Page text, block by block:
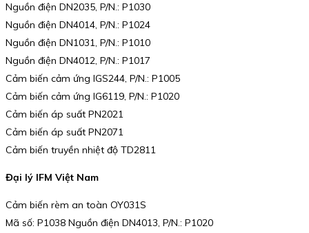
Nguồn điện DN2035, P/N.: P1030
Nguồn điện DN4014, P/N.: P1024
Nguồn điện DN1031, P/N.: P1010
Nguồn điện DN4012, P/N.: P1017
Cảm biến cảm ứng IGS244, P/N.: P1005
Cảm biến cảm ứng IG6119, P/N.: P1020
Cảm biến áp suất PN2021
Cảm biến áp suất PN2071
Cảm biến truyền nhiệt độ TD2811
Đại lý IFM Việt Nam
Cảm biến rèm an toàn OY031S
Mã số: P1038 Nguồn điện DN4013, P/N.: P1020